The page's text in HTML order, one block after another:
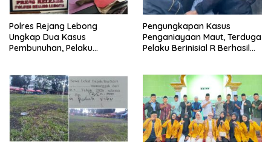
Polres Rejang Lebong
Ungkap Dua Kasus
Pembunuhan, Pelaku
Pengungkapan Kasus
Penganiayaan Maut, Terduga
Pelaku Berinisial R Berhasil